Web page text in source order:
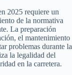
2025 requiere un
de la normativa
La preparación
el mantenimiento
problemas durante la
la legalidad del
en la carretera.